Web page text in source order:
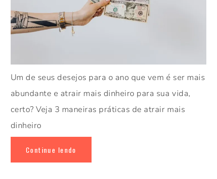
Um de seus desejos para o ano que vem é ser mais
abundante e atrair mais dinheiro para sua vida,
certo? Veja 3 maneiras práticas de atrair mais
dinheiro
Continue lendo